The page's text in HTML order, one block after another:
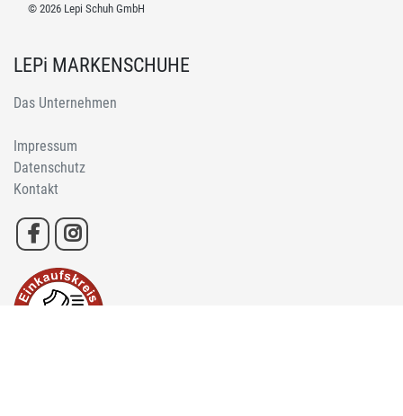
© 2026 Lepi Schuh GmbH
LEPi MARKENSCHUHE
Das Unternehmen
Impressum
Datenschutz
Kontakt